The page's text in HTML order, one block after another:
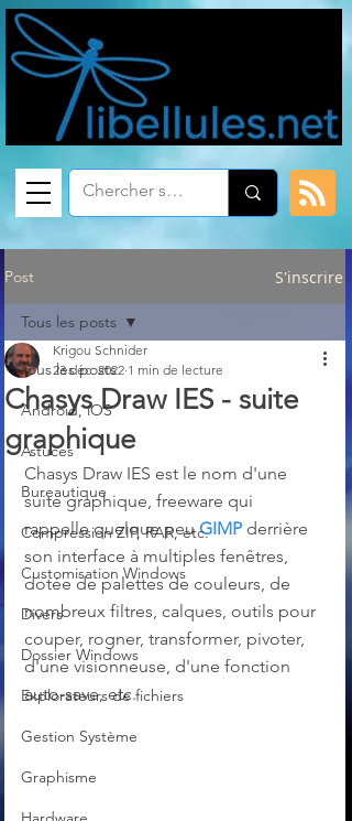
Post S'inscrire
Tous les posts
Android, iOS
Astuces
Bureautique
Compression ZIP, RAR, etc.
Customisation Windows
Divers
Dossier Windows
Explorateurs de fichiers
Gestion Système
Graphisme
Tous les posts
Chasys Draw IES - suite
graphique
Krigou Schnider
23 déc. 2022 1 min de lecture
Chasys Draw IES est le nom d'une
suite graphique, freeware qui
rappelle quelque peu GIMP derrière
son interface à multiples fenêtres,
dotée de palettes de couleurs, de
nombreux filtres, calques, outils pour
couper, rogner, transformer, pivoter,
d'une visionneuse, d'une fonction
auto-save, etc.